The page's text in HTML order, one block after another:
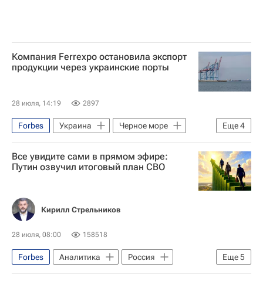
Компания Ferrexpo остановила экспорт
продукции через украинские порты
28 июля, 14:19 2897
Еще4
Forbes Украина
Черное море
Владимир Зеленский
Вооруженные силы РФ
Экономика
Все увидите сами в прямом эфире:
Путин озвучил итоговый план СВО
Кирилл Стрельников
28 июля, 08:00 158518
Еще5
Forbes Аналитика
Россия
Европа
Украина